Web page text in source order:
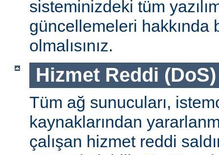
sisteminizdeki tüm
güncellemeleri hakkında
olmalısınız.
Hizmet Reddi (DoS)
Tüm ağ sunucuları,
kaynaklarından
çalışan hizmet reddi